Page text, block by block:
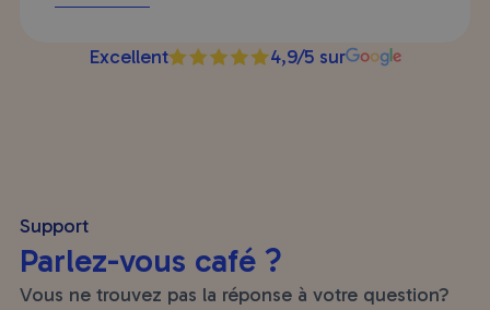
vous conseiller au mieux selon vos goûts.
Excellent 4,9/5 sur
Support
Parlez-vous café ?
Vous ne trouvez pas la réponse à votre question?